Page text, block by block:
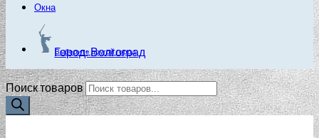
Окна
Город: Волгоград
Выберите другой город
Поиск товаров